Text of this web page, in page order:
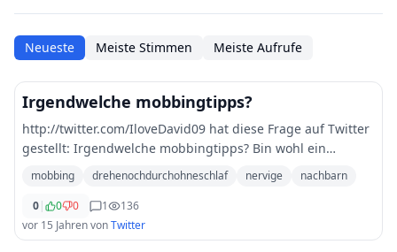
Neueste Meiste Stimmen Meiste Aufrufe
Irgendwelche mobbingtipps?
http://twitter.com/IloveDavid09 hat diese Frage auf Twitter
gestellt: Irgendwelche mobbingtipps? Bin wohl ein
bisschen aus der übung nervige nachbarn mobbing hilfe
drehenochdurchohneschlaf
mobbing drehenochdurchohneschlaf nervige
nachbarn
0| 0 0 1
136
vor 15 JahrenvonTwitter